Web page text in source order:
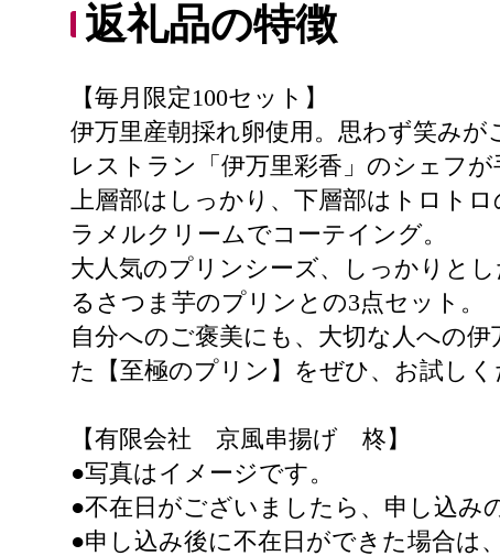
返礼品の特徴
【毎月限定100セット】
伊万里産朝採れ卵使用。思わず笑みが
レストラン「伊万里彩香」のシェフ
上層部はしっかり、下層部はトロト
ラメルクリームでコーテイング。
大人気のプリンシーズ、しっかりと
るさつま芋のプリンとの3点セット。
自分へのご褒美にも、大切な人への
た【至極のプリン】をぜひ、お試しく
【有限会社 京風串揚げ 柊】
●写真はイメージです。
●不在日がございましたら、申し込み
●申し込み後に不在日ができた場合は